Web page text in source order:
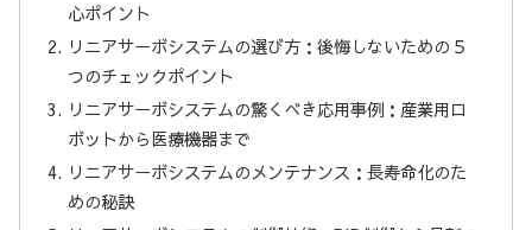
心ポイント
リニアサーボシステムの選び方：後悔しないための５
つのチェックポイント
リニアサーボシステムの驚くべき応用事例：産業用ロ
ボットから医療機器まで
リニアサーボシステムのメンテナンス：長寿命化のた
めの秘訣